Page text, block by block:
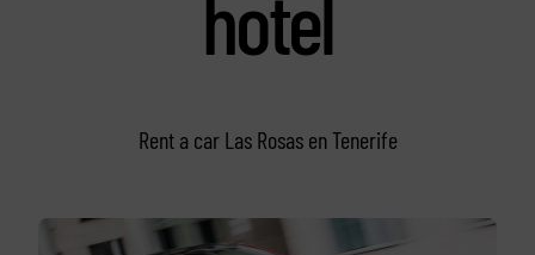
Rent a car Las Rosas en Tenerife